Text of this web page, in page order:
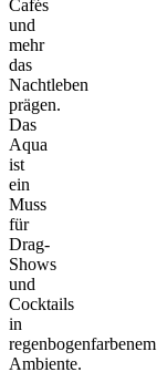
Cafés
und
mehr
das
Nachtleben
prägen.
Das
Aqua
ist
ein
Muss
für
Drag-
Shows
und
Cocktails
in
regenbogenfarbenem
Ambiente.